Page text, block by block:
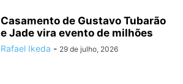
Casamento de Gustavo Tubarão
e Jade vira evento de milhões
Rafael Ikeda - 29 de julho, 2026